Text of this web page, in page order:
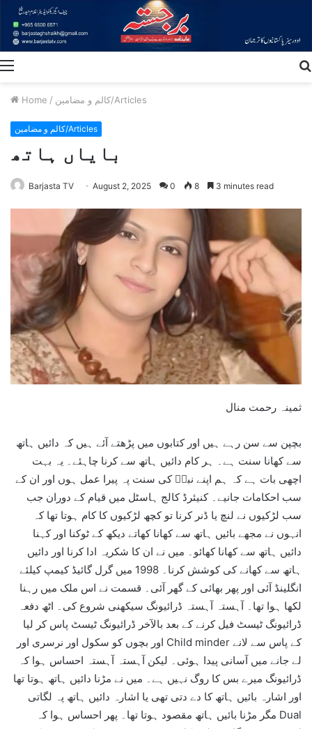
Menu
Home / کالم و مضامین/Articles
کالم و مضامین/Articles
بایاں ہاتھ
Barjasta TV August 2, 2025 0 8 3 minutes read
ثمینہ رحمت منال
بچپن سے سن رہے ہیں اور کتابوں میں پڑھتے آئے ہیں کہ دائیں ہاتھ
سے کھانا سنت ہے۔ ہر کام دائیں ہاتھ سے کرنا چاہئے۔ یہ بہت
اچھی بات ہے کہ ہم اپنے نبیۖ کی سنت پہ پیرا عمل ہوں اور ان کے
سب احکامات جانیے۔ کنیئرڈ کالج ہاسٹل میں قیام کے دوران جب
سب لڑکیوں نے لنچ یا ڈنر کرنا تو کچھ لڑکیوں کا کام ہوتا تھا کہ
انہوں نے مجھے بائیں ہاتھ سے کھانا کھاتے دیکھ کے ٹوکنا اور کہنا
دائیں ہاتھ سے کھانا کھائو۔ میں نے ان کا شکریہ ادا کرنا اور دائیں
ہاتھ سے کھانے کی کوشش کرنا۔ 1998 میں گرل گائیڈ کیمپ کیلئے
انگلینڈ آئی اور پھر بھائی کے گھر آئی۔ قسمت نے اس ملک میں رہنا
لکھا ہوا تھا۔ آہستہ آہستہ ڈرائیونگ سیکھنی شروع کی۔ اٹھ دفعہ
ڈرائیونگ ٹیسٹ فیل کرنے کے بعد بالآخر ڈرائیونگ ٹیسٹ پاس کر لیا
اور بچوں کو سکول اور نرسری اور Child minder کے پاس سے لانے
لے جانے میں آسانی پیدا ہوئی۔ لیکن آہستہ آہستہ احساس ہوا کہ
ڈرائیونگ میرے بس کا روگ نہیں ہے۔ میں نے مڑنا دائیں ہاتھ ہوتا تھا
اور اشارہ بائیں ہاتھ کا دے دتی تھی یا اشارہ دائیں ہاتھ پہ لگاتی
مگر مڑنا بائیں ہاتھ مقصود ہوتا تھا۔ پھر احساس ہوا کہ Dual